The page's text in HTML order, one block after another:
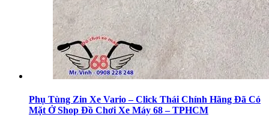
Phụ Tùng Zin Xe Vario – Click Thái Chính Hãng Đã Có
Mặt Ở Shop Đồ Chơi Xe Máy 68 – TPHCM